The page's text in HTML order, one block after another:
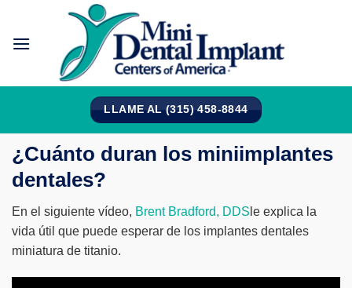
contenido
LLAME AL (315) 458-8844
¿Cuánto duran los miniimplantes
dentales?
En el siguiente vídeo, Brent Bradford, DDS le explica la
vida útil que puede esperar de los implantes dentales
miniatura de titanio.